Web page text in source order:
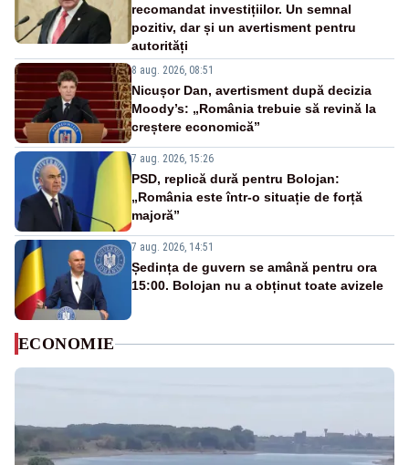
recomandat investițiilor. Un semnal
pozitiv, dar și un avertisment pentru
autorități
8 aug. 2026, 08:51
Nicușor Dan, avertisment după decizia
Moody’s: „România trebuie să revină la
creștere economică”
7 aug. 2026, 15:26
PSD, replică dură pentru Bolojan:
„România este într-o situație de forță
majoră”
7 aug. 2026, 14:51
Ședința de guvern se amână pentru ora
15:00. Bolojan nu a obținut toate avizele
ECONOMIE